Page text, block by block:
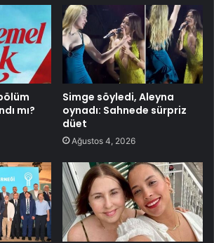
mı?
Simge söyledi, Aleyna
oynadı: Sahnede sürpriz
düet
Ağustos 4, 2026